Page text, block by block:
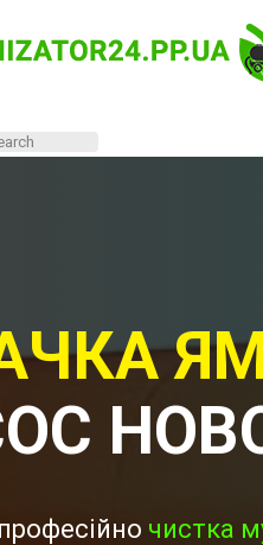
чистка